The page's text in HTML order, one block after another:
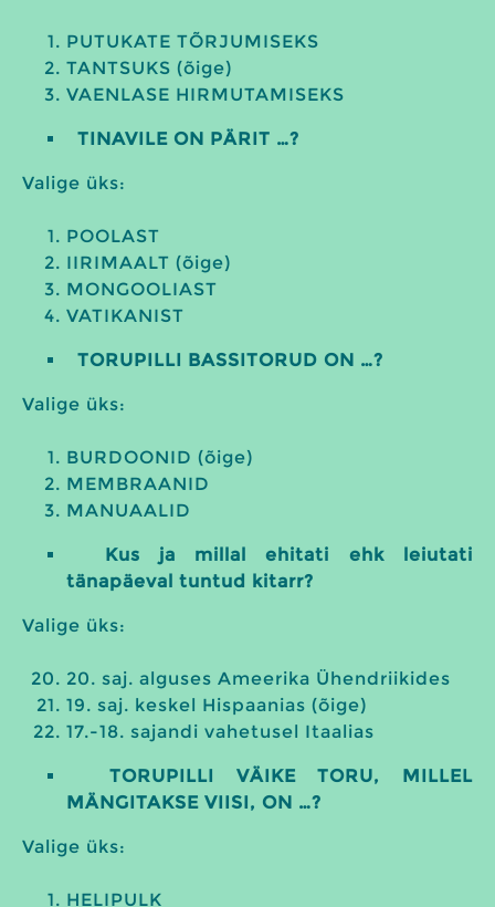
PUTUKATE TÕRJUMISEKS
TANTSUKS (õige)
VAENLASE HIRMUTAMISEKS
TINAVILE ON PÄRIT …?
Valige üks:
POOLAST
IIRIMAALT (õige)
MONGOOLIAST
VATIKANIST
TORUPILLI BASSITORUD ON …?
Valige üks:
BURDOONID (õige)
MEMBRAANID
MANUAALID
Kus ja millal ehitati ehk leiutati
tänapäeval tuntud kitarr?
Valige üks:
20. saj. alguses Ameerika Ühendriikides
19. saj. keskel Hispaanias (õige)
17.-18. sajandi vahetusel Itaalias
TORUPILLI VÄIKE TORU, MILLEL
MÄNGITAKSE VIISI, ON …?
Valige üks:
HELIPULK